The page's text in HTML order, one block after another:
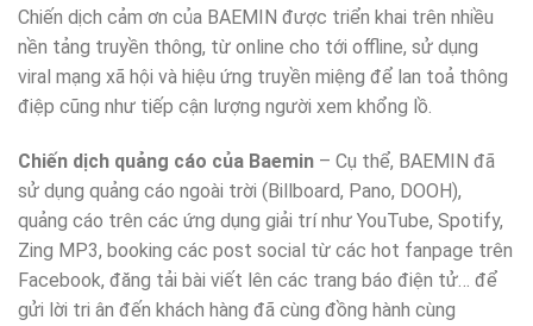
Chiến dịch cảm ơn của BAEMIN được triển khai trên nhiều
nền tảng truyền thông, từ online cho tới offline, sử dụng
viral mạng xã hội và hiệu ứng truyền miệng để lan toả thông
điệp cũng như tiếp cận lượng người xem khổng lồ.
Chiến dịch quảng cáo của Baemin – Cụ thể, BAEMIN đã
sử dụng quảng cáo ngoài trời (Billboard, Pano, DOOH),
quảng cáo trên các ứng dụng giải trí như YouTube, Spotify,
Zing MP3, booking các post social từ các hot fanpage trên
Facebook, đăng tải bài viết lên các trang báo điện tử… để
gửi lời tri ân đến khách hàng đã cùng đồng hành cùng